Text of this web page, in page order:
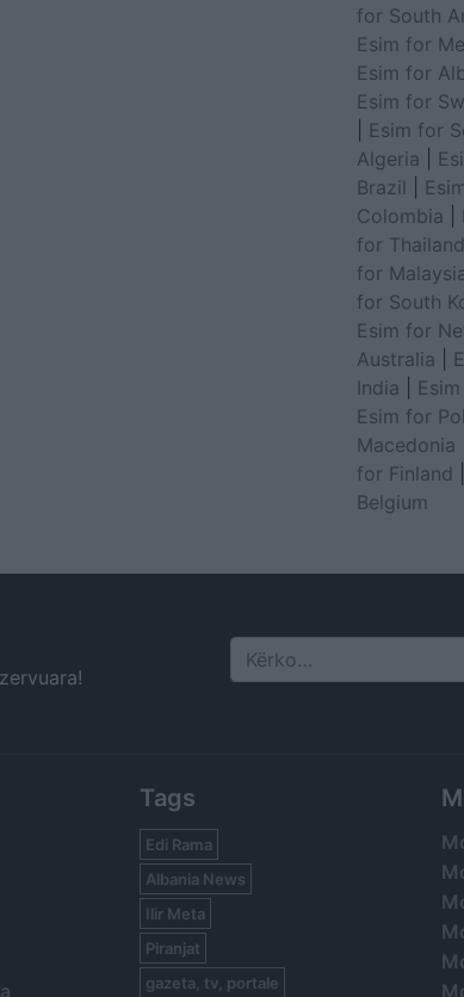
for South
Esim for
Esim for
Esim for
Esim for
Algeria
Brazil
Colombia
for Thailand
for
for South
Esim for
Australia
India
Esim for
Macedonia
for Finland
Belgium
Search
Tags
Edi Rama
Albania News
Ilir Meta
Piranjat
gazeta, tv, portale